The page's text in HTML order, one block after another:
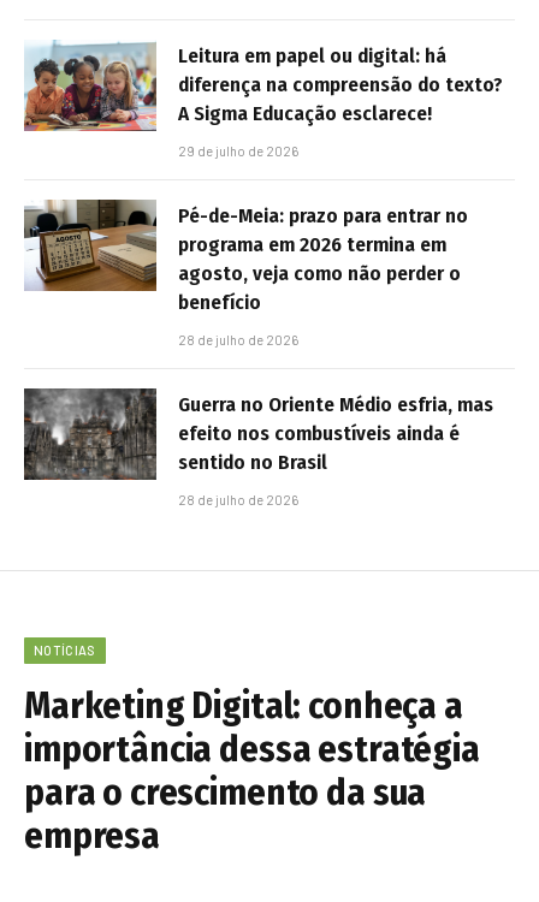
Leitura em papel ou digital: há
diferença na compreensão do texto?
A Sigma Educação esclarece!
29 de julho de 2026
Pé-de-Meia: prazo para entrar no
programa em 2026 termina em
agosto, veja como não perder o
benefício
28 de julho de 2026
Guerra no Oriente Médio esfria, mas
efeito nos combustíveis ainda é
sentido no Brasil
28 de julho de 2026
NOTÍCIAS
Marketing Digital: conheça a
importância dessa estratégia
para o crescimento da sua
empresa